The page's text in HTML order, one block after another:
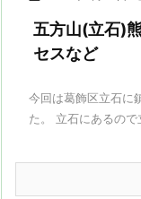
五方山(立石)
セスなど
今回は葛飾区立石に
た。 立石にあるの